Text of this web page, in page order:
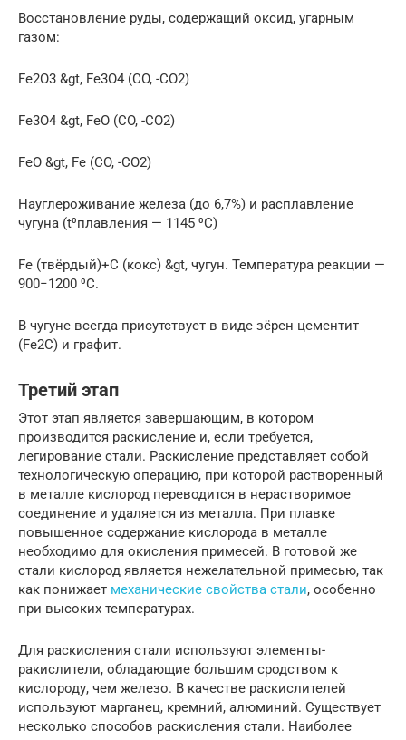
Восстановление руды, содержащий оксид, угарным
газом:
Fe2O3 &gt, Fe3O4 (CO, -CO2)
Fe3O4 &gt, FeO (CO, -CO2)
FeO &gt, Fe (CO, -CO2)
Науглероживание железа (до 6,7%) и расплавление
чугуна (t⁰плавления — 1145 ⁰C)
Fe (твёрдый)+С (кокс) &gt, чугун. Температура реакции —
900−1200 ⁰C.
В чугуне всегда присутствует в виде зёрен цементит
(Fe2C) и графит.
Третий этап
Этот этап является завершающим, в котором
производится раскисление и, если требуется,
легирование стали. Раскисление представляет собой
технологическую операцию, при которой растворенный
в металле кислород переводится в нерастворимое
соединение и удаляется из металла. При плавке
повышенное содержание кислорода в металле
необходимо для окисления примесей. В готовой же
стали кислород является нежелательной примесью, так
как понижает механические свойства стали, особенно
при высоких температурах.
Для раскисления стали используют элементы-
ракислители, обладающие большим сродством к
кислороду, чем железо. В качестве раскислителей
используют марганец, кремний, алюминий. Существует
несколько способов раскисления стали. Наиболее